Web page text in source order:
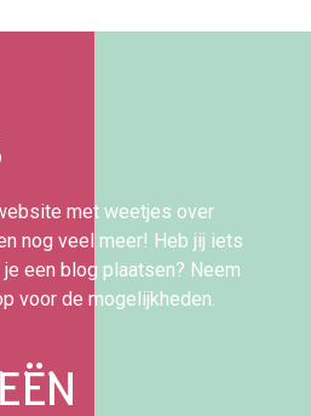
met weetjes over
nog veel meer! Heb jij iets
een blog plaatsen? Neem
voor de mogelijkheden.